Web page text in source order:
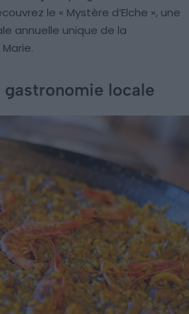
le « Mystère d’Elche », une
annuelle unique de la
gastronomie locale